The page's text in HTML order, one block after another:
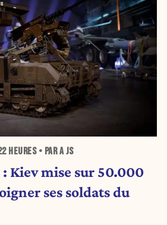
HEURES• PAR A JS
Kiev mise sur 50.000
ses soldats du